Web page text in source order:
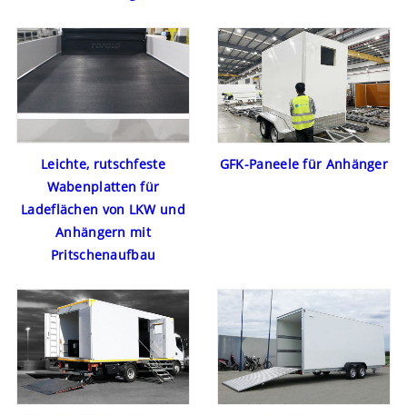
Leichte, rutschfeste
Wabenplatten für
Ladeflächen von LKW und
Anhängern mit
Pritschenaufbau
GFK-Paneele für Anhänger